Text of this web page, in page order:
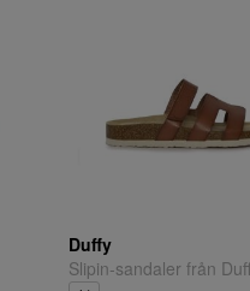
Duffy
Slipin-sandaler från